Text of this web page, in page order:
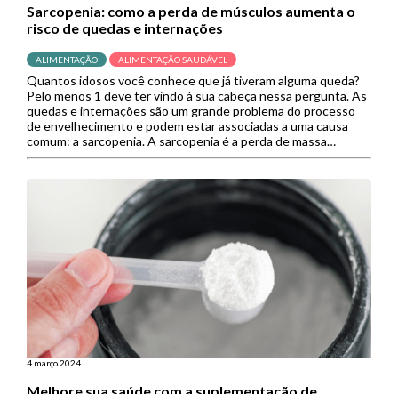
Sarcopenia: como a perda de músculos aumenta o
risco de quedas e internações
ALIMENTAÇÃO ALIMENTAÇÃO SAUDÁVEL
Quantos idosos você conhece que já tiveram alguma queda?
Pelo menos 1 deve ter vindo à sua cabeça nessa pergunta. As
quedas e internações são um grande problema do processo
de envelhecimento e podem estar associadas a uma causa
comum: a sarcopenia. A sarcopenia é a perda de massa
muscular, um efeito natural do envelhecimento […]
4 março 2024